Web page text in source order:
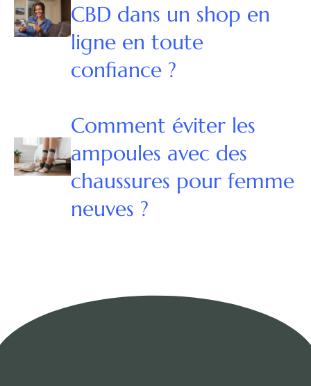
CBD dans un shop en
ligne en toute
confiance ?
Comment éviter les
ampoules avec des
chaussures pour femme
neuves ?